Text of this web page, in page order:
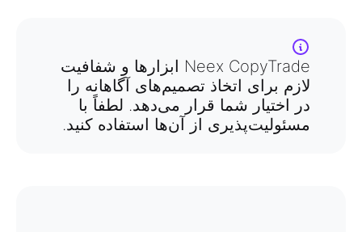
Neex CopyTrade ابزارها و شفافیت
لازم برای اتخاذ تصمیم‌های آگاهانه را
در اختیار شما قرار می‌دهد. لطفاً با
مسئولیت‌پذیری از آن‌ها استفاده کنید.